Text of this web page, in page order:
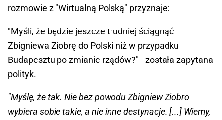
rozmowie z "Wirtualną Polską" przyznaje:
"Myśli, że będzie jeszcze trudniej ściągnąć
Zbigniewa Ziobrę do Polski niż w przypadku
Budapesztu po zmianie rządów?" - została zapytana
polityk.
"Myślę, że tak. Nie bez powodu Zbigniew Ziobro
wybiera sobie takie, a nie inne destynacje. [...] Wiemy,